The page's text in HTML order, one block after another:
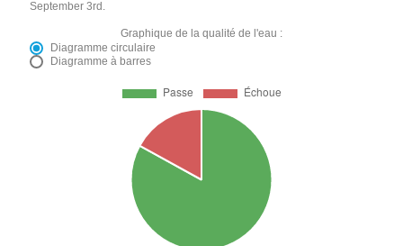
September 3rd.
Graphique de la qualité de l'eau :
Diagramme circulaire
Diagramme à barres